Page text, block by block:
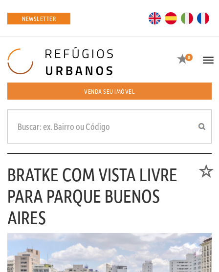
NEWSLETTER EN ES
Favoritos
0
VENDA SEU IMÓVEL
BRATKE COM VISTA LIVRE
PARA PARQUE BUENOS
AIRES